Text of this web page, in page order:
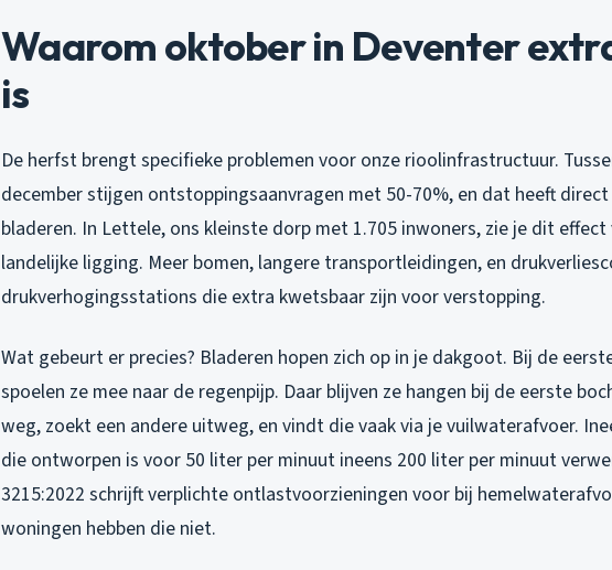
Waarom oktober in Deventer
is
De herfst brengt specifieke problemen voor onze rioolinfrastructuur.
december stijgen ontstoppingsaanvragen met 50-70%, en dat heeft
bladeren. In Lettele, ons kleinste dorp met 1.705 inwoners, zie je dit
landelijke ligging. Meer bomen, langere transportleidingen, en
drukverhogingsstations die extra kwetsbaar zijn voor verstopping.
Wat gebeurt er precies? Bladeren hopen zich op in je dakgoot. Bij de
spoelen ze mee naar de regenpijp. Daar blijven ze hangen bij de eerste
weg, zoekt een andere uitweg, en vindt die vaak via je vuilwaterafvoer.
die ontworpen is voor 50 liter per minuut ineens 200 liter per minuut
3215:2022 schrijft verplichte ontlastvoorzieningen voor bij
woningen hebben die niet.